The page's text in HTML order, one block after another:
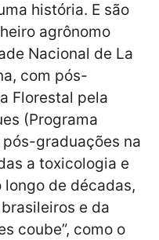
história. E são
agrônomo
Nacional de La
com pós-
Florestal pela
(Programa
pós-graduações na
a toxicologia e
longo de décadas,
e da
coube”, como o